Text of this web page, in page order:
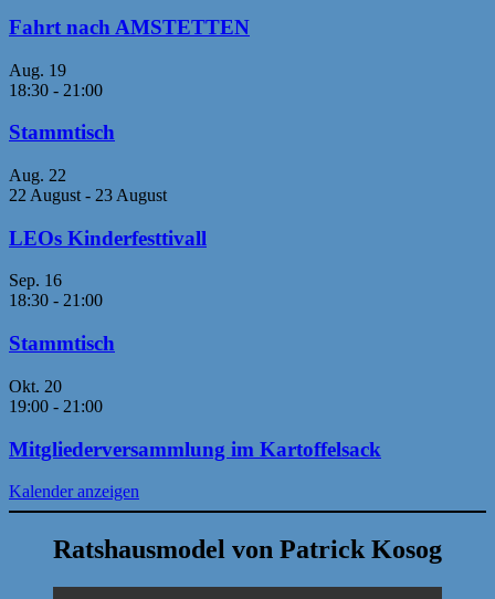
Fahrt nach AMSTETTEN
Aug. 19
18:30 - 21:00
Stammtisch
Aug. 22
22 August - 23 August
LEOs Kinderfesttivall
Sep. 16
18:30 - 21:00
Stammtisch
Okt. 20
19:00 - 21:00
Mitgliederversammlung im Kartoffelsack
Kalender anzeigen
Ratshausmodel von Patrick Kosog